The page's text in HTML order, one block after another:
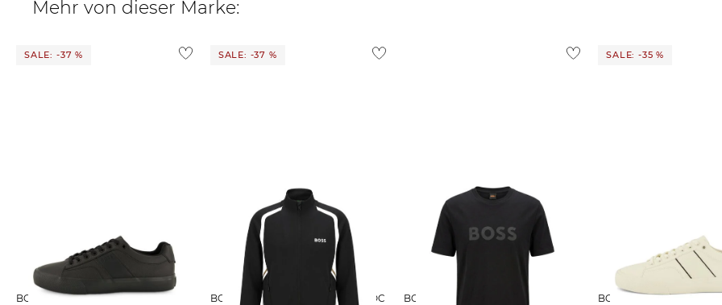
Mehr von dieser Marke:
SALE: -37 %
BOSS | Herren Sneaker
SALE: -37 %
BOSS | Herren Sweatjacke SW_TOC
BOSS | Herren T-Shirt TE_LOGO
SALE: -35 %
BOSS | Herren Sneaker